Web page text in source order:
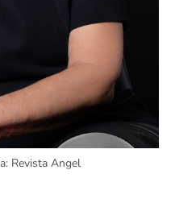
Revista Angel